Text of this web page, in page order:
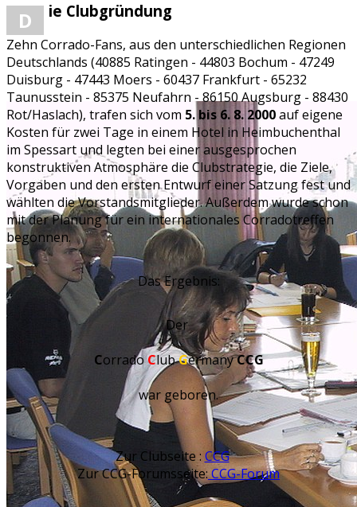
AUGUST 2000
D ie Clubgründung
Zehn Corrado-Fans, aus den unterschiedlichen Regionen
Deutschlands (40885 Ratingen - 44803 Bochum - 47249
Duisburg - 47443 Moers - 60437 Frankfurt - 65232
Taunusstein - 85375 Neufahrn - 86150 Augsburg - 88430
Rot/Haslach), trafen sich vom 5. bis 6. 8. 2000auf eigene
Kosten für zwei Tage in einem Hotel in Heimbuchenthal
im Spessart und legten bei einer ausgesprochen
konstruktiven Atmosphäre die Clubstrategie, die Ziele,
Vorgaben und den ersten Entwurf einer Satzung fest und
wählten die Vorstandsmitglieder. Außerdem wurde schon
mit der Planung für ein internationales Corradotreffen
begonnen.
Das Ergebnis:
Der
CorradoClubGermanyCCG
war geboren.
Zur Clubseite : CCG
Zur CCG-Forumsseite:CCG-Forum